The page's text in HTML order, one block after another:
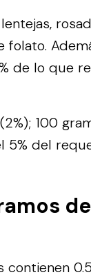
de lo que
100
5% del
de
contienen